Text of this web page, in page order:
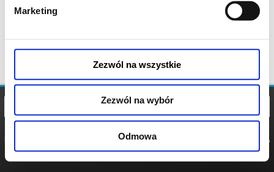
Marketing
Zezwól na wszystkie
Zezwól na wybór
Odmowa
POLITYKA
POLITYKA